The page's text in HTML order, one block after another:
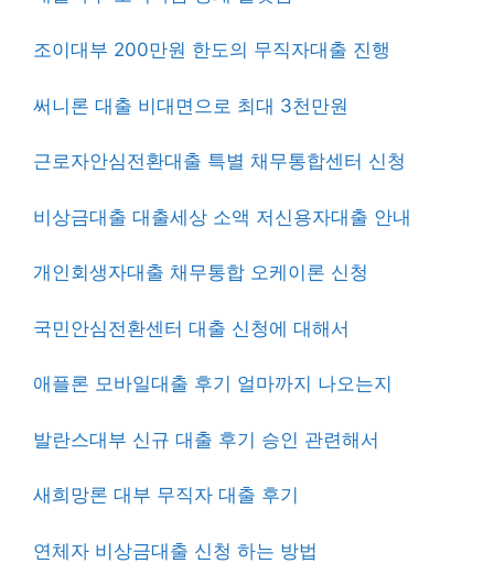
조이대부 200만원 한도의 무직자대출 진행
써니론 대출 비대면으로 최대 3천만원
근로자안심전환대출 특별 채무통합센터 신청
비상금대출 대출세상 소액 저신용자대출 안내
개인회생자대출 채무통합 오케이론 신청
국민안심전환센터 대출 신청에 대해서
애플론 모바일대출 후기 얼마까지 나오는지
발란스대부 신규 대출 후기 승인 관련해서
새희망론 대부 무직자 대출 후기
연체자 비상금대출 신청 하는 방법